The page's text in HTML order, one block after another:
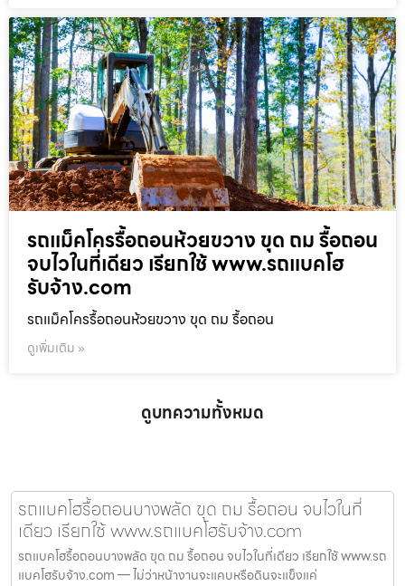
รถแม็คโครรื้อถอนห้วยขวาง ขุด ถม รื้อถอน
จบไวในที่เดียว เรียกใช้ www.รถแบคโฮ
รับจ้าง.com
รถแม็คโครรื้อถอนห้วยขวาง ขุด ถม รื้อถอน
ดูเพิ่มเติม »
ดูบทความทั้งหมด
รถแบคโฮรื้อถอนบางพลัด ขุด ถม รื้อถอน จบไวในที่
เดียว เรียกใช้ www.รถแบคโฮรับจ้าง.com
รถแบคโฮรื้อถอนบางพลัด ขุด ถม รื้อถอน จบไวในที่เดียว เรียกใช้ www.รถ
แบคโฮรับจ้าง.com — ไม่ว่าหน้างานจะแคบหรือดินจะแข็งแค่